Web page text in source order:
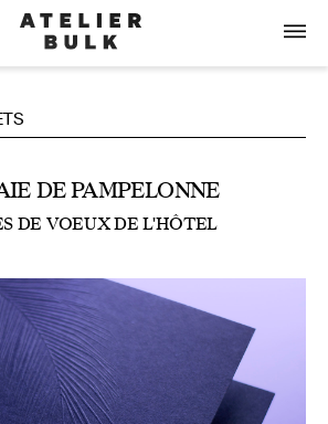
DE PAMPELONNE
DE VOEUX DE L'HÔTEL